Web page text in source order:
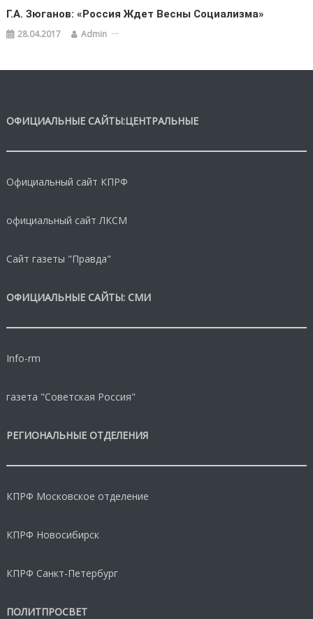
Г.А. Зюганов: «Россия Ждет Весны Социализма»
28.04.2017 Admin
ОФИЦИАЛЬНЫЕ САЙТЫ:ЦЕНТРАЛЬНЫЕ
Официальный сайт КПРФ
официальный сайт ЛКСМ
Сайт газеты "Правда"
ОФИЦИАЛЬНЫЕ САЙТЫ: СМИ
Info-rm
газета "Советская Россия"
РЕГИОНАЛЬНЫЕ ОТДЕЛЕНИЯ
КПРФ Московское отделение
КПРФ Новосибирск
КПРФ Санкт-Петербург
ПОЛИТПРОСВЕТ